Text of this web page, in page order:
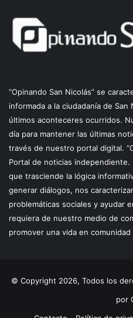
“Opinando San Nicolás” se
informada a la ciudadanía de
últimos aconteceres ocurridos.
día para mantener las últimas
través de nuestro portal digital.
Portal de noticias
que trasciende la lógica
generar diálogos, nos
problemáticas sociales y ayudar
requiera de nuestro medio de
promover una vida en comunidad
© Copyright 2026, Todos los
por